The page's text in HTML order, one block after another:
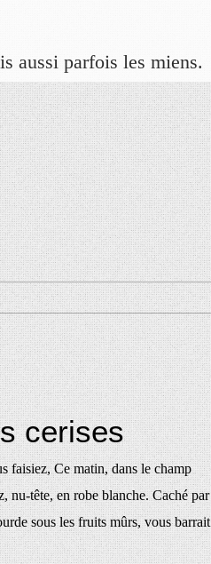
aussi parfois les miens.
cerises
faisiez, Ce matin, dans le champ
nu-tête, en robe blanche. Caché par
sous les fruits mûrs, vous barrait